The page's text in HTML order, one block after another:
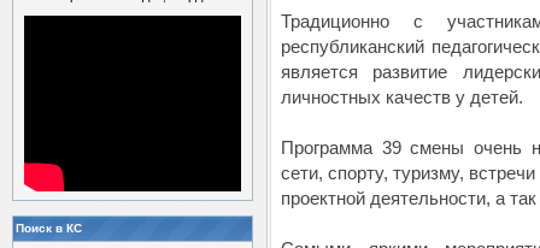
Поиск в КС
Традиционно с
республиканский
является развитие
личностных качеств у детей.
Программа 39 смены очень
сети, спорту, туризму,
проектной деятельности, а